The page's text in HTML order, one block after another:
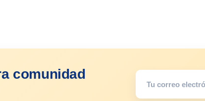
comunidad